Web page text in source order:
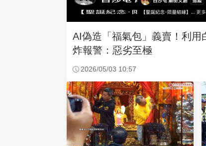
AI偽造「福氣包」義賣！利
炸報警：惡劣至極
2026/05/03 10:57